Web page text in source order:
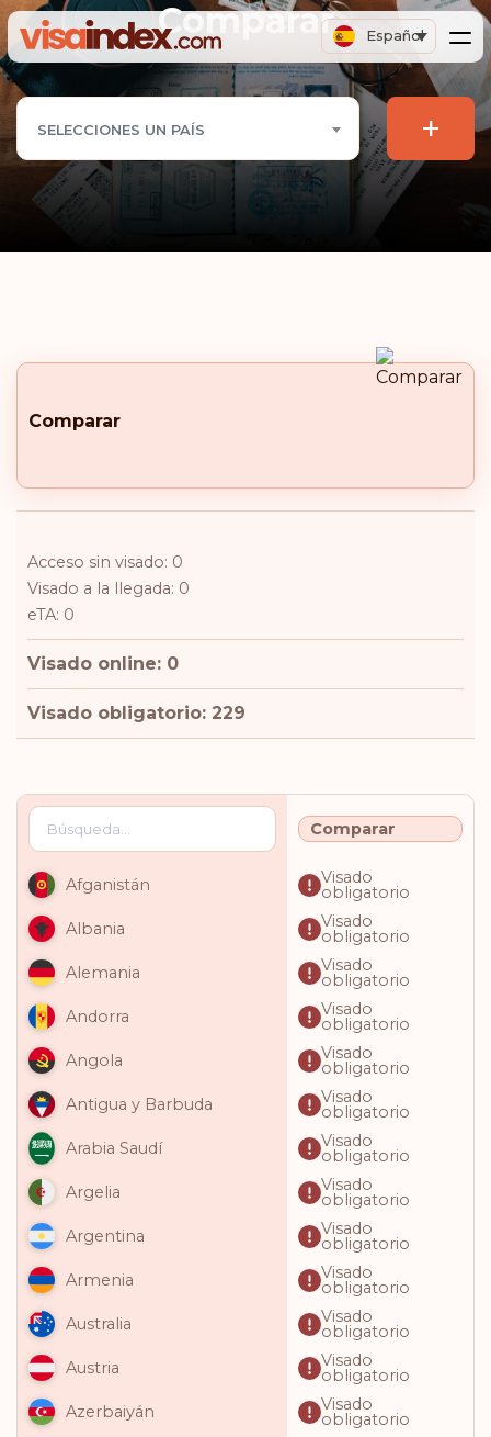
Español
Comparar
SELECCIONES UN PAÍS +
Comparar
Acceso sin visado: 0
Visado a la llegada: 0
eTA: 0
Visado online: 0
Visado obligatorio: 229
Comparar
Afganistán Visado
obligatorio
Albania
Visado
obligatorio
Alemania
Visado
obligatorio
Andorra
Visado
obligatorio
Angola
Visado
obligatorio
Antigua y Barbuda
Visado
obligatorio
Arabia Saudí
Visado
obligatorio
Argelia
Visado
obligatorio
Argentina
Visado
obligatorio
Armenia
Visado
obligatorio
Australia
Visado
obligatorio
Austria
Visado
obligatorio
Azerbaiyán
Visado
obligatorio